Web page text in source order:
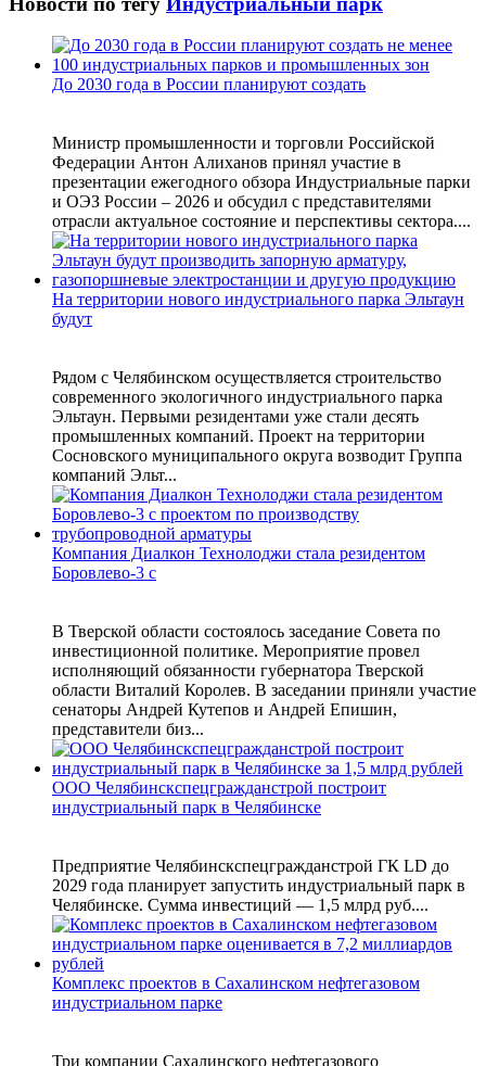
До 2030 года в России планируют создать
Министр промышленности и торговли Российской
Федерации Антон Алиханов принял участие в
презентации ежегодного обзора Индустриальные парки
и ОЭЗ России – 2026 и обсудил с представителями
отрасли актуальное состояние и перспективы сектора....
На территории нового индустриального парка Эльтаун
будут
Рядом с Челябинском осуществляется строительство
современного экологичного индустриального парка
Эльтаун. Первыми резидентами уже стали десять
промышленных компаний. Проект на территории
Сосновского муниципального округа возводит Группа
компаний Эльт...
Компания Диалкон Технолоджи стала резидентом
Боровлево-3 с
В Тверской области состоялось заседание Совета по
инвестиционной политике. Мероприятие провел
исполняющий обязанности губернатора Тверской
области Виталий Королев. В заседании приняли участие
сенаторы Андрей Кутепов и Андрей Епишин,
представители биз...
ООО Челябинскспецгражданстрой построит
индустриальный парк в Челябинске
Предприятие Челябинскспецгражданстрой ГК LD до
2029 года планирует запустить индустриальный парк в
Челябинске. Сумма инвестиций — 1,5 млрд руб....
Комплекс проектов в Сахалинском нефтегазовом
индустриальном парке
Три компании Сахалинского нефтегазового